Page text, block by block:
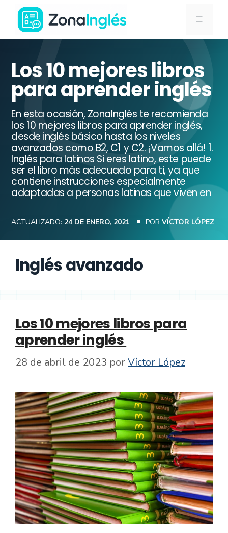
Saltar
contenido
Ir
la
portada
de
ZonaInglés
MENÚ
Los 10 mejores libros
para aprender inglés
En esta ocasión, ZonaInglés te recomienda
los 10 mejores libros para aprender inglés,
desde inglés básico hasta los niveles
avanzados como B2, C1 y C2. ¡Vamos allá! 1.
Inglés para latinos Si eres latino, este puede
ser el libro más adecuado para ti, ya que
contiene instrucciones especialmente
adaptadas a personas latinas que viven en
ACTUALIZADO: 24 DE ENERO, 2021 POR VÍCTOR LÓPEZ
Inglés avanzado
Los 10 mejores libros para
aprender inglés
28 de abril de 2023 porVíctor López